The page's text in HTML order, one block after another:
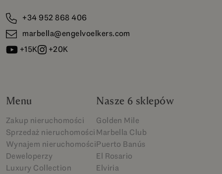
+34 952 868 406
marbella@engelvoelkers.com
+15K
+20K
Menu
Zakup nieruchomości
Sprzedaż nieruchomości
Wynajem nieruchomości
Deweloperzy
Luxury Collection
Nasze 6 sklepów
Golden Mile
Marbella Club
Puerto Banús
El Rosario
Elviria